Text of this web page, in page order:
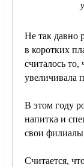
Не так давно
в коротких
считалось то,
увеличивала
В этом году
напитка и
свои
Считается,